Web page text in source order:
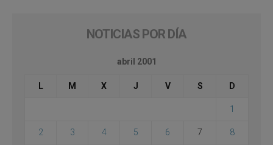
NOTICIAS POR DÍA
abril 2001
L M X J V S D
1
2 3 4 5 6 7 8